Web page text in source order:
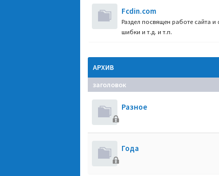
Fcdin.com
Раздел посвящен работе сайта
шибки и т.д. и т.п.
АРХИВ
заголовок
Разное
Года